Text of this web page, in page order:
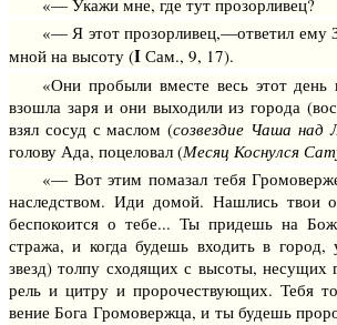
«— Укажи мне, где тут прозорливец?
«— Я этот прозорливец,—ответил ему
мной на высоту (I Сам., 9, 17).
«Они пробыли вместе весь этот
взошла заря и они выходили из города
взял сосуд с маслом (созвездие Чаша над
голову Ада, поцеловал (Месяц Коснулся
«— Вот этим помазал тебя
наследством. Иди домой. Нашлись твои
беспокоится о тебе... Ты придешь на
стража, и когда будешь входить в
звезд) толпу сходящих с высоты,
рель и цитру и пророчествующих. Тебя
вение Бога Громовержца, и ты будешь